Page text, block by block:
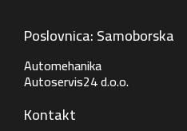
Poslovnica: Samoborska
Automehanika
Autoservis24 d.o.o.
Kontakt